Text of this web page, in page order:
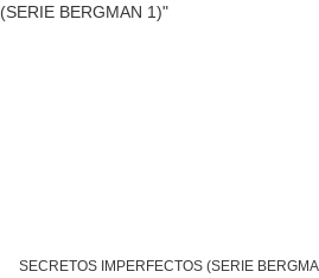
SECRETOS IMPERFECTOS (SERIE